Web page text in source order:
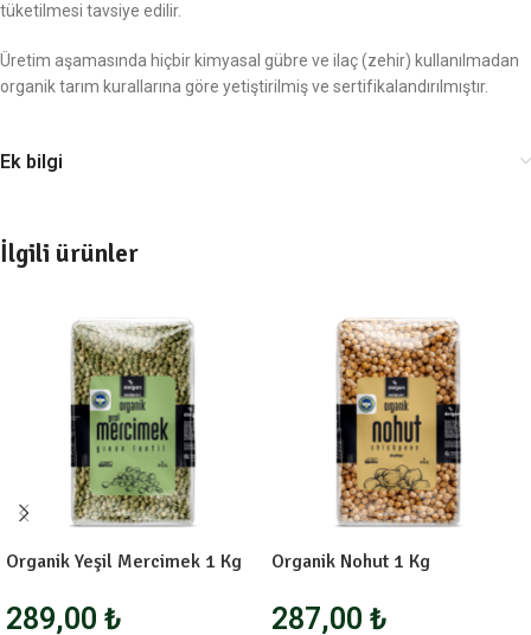
tüketilmesi tavsiye edilir.
Üretim aşamasında hiçbir kimyasal gübre ve ilaç (zehir) kullanılmadan
organik tarım kurallarına göre yetiştirilmiş ve sertifikalandırılmıştır.
Ek bilgi
İlgili ürünler
Organik Yeşil Mercimek 1 Kg
289,00 ₺
Organik Nohut 1 Kg
287,00 ₺